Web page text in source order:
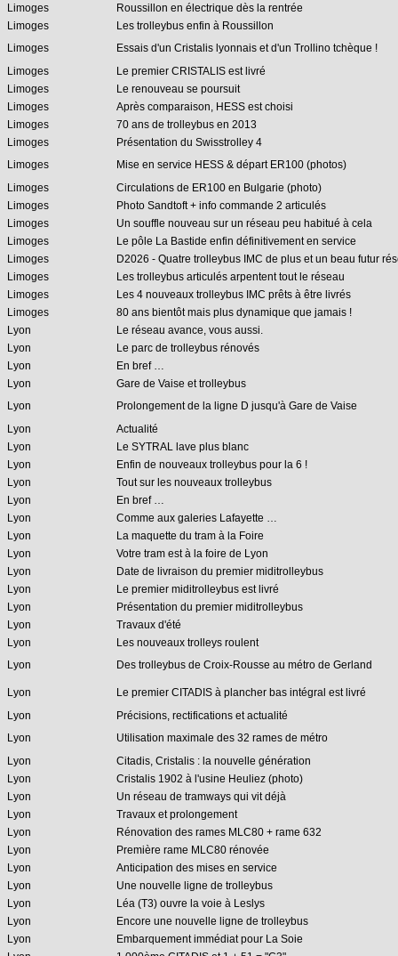
Limoges
Roussillon en électrique dès la rentrée
Limoges
Les trolleybus enfin à Roussillon
Limoges
Essais d'un Cristalis lyonnais et d'un Trollino tchèque !
Limoges
Le premier CRISTALIS est livré
Limoges
Le renouveau se poursuit
Limoges
Après comparaison, HESS est choisi
Limoges
70 ans de trolleybus en 2013
Limoges
Présentation du Swisstrolley 4
Limoges
Mise en service HESS & départ ER100 (photos)
Limoges
Circulations de ER100 en Bulgarie (photo)
Limoges
Photo Sandtoft + info commande 2 articulés
Limoges
Un souffle nouveau sur un réseau peu habitué à cela
Limoges
Le pôle La Bastide enfin définitivement en service
Limoges
D2026 - Quatre trolleybus IMC de plus et un beau futur
Limoges
Les trolleybus articulés arpentent tout le réseau
Limoges
Les 4 nouveaux trolleybus IMC prêts à être livrés
Limoges
80 ans bientôt mais plus dynamique que jamais !
Lyon
Le réseau avance, vous aussi.
Lyon
Le parc de trolleybus rénovés
Lyon
En bref …
Lyon
Gare de Vaise et trolleybus
Lyon
Prolongement de la ligne D jusqu'à Gare de Vaise
Lyon
Actualité
Lyon
Le SYTRAL lave plus blanc
Lyon
Enfin de nouveaux trolleybus pour la 6 !
Lyon
Tout sur les nouveaux trolleybus
Lyon
En bref …
Lyon
Comme aux galeries Lafayette …
Lyon
La maquette du tram à la Foire
Lyon
Votre tram est à la foire de Lyon
Lyon
Date de livraison du premier miditrolleybus
Lyon
Le premier miditrolleybus est livré
Lyon
Présentation du premier miditrolleybus
Lyon
Travaux d'été
Lyon
Les nouveaux trolleys roulent
Lyon
Des trolleybus de Croix-Rousse au métro de Gerland
Lyon
Le premier CITADIS à plancher bas intégral est livré
Lyon
Précisions, rectifications et actualité
Lyon
Utilisation maximale des 32 rames de métro
Lyon
Citadis, Cristalis : la nouvelle génération
Lyon
Cristalis 1902 à l'usine Heuliez (photo)
Lyon
Un réseau de tramways qui vit déjà
Lyon
Travaux et prolongement
Lyon
Rénovation des rames MLC80 + rame 632
Lyon
Première rame MLC80 rénovée
Lyon
Anticipation des mises en service
Lyon
Une nouvelle ligne de trolleybus
Lyon
Léa (T3) ouvre la voie à Leslys
Lyon
Encore une nouvelle ligne de trolleybus
Lyon
Embarquement immédiat pour La Soie